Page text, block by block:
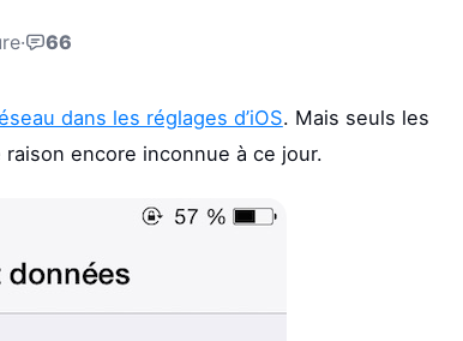
· 66
dans les réglages d’iOS. Mais seuls les
encore inconnue à ce jour.